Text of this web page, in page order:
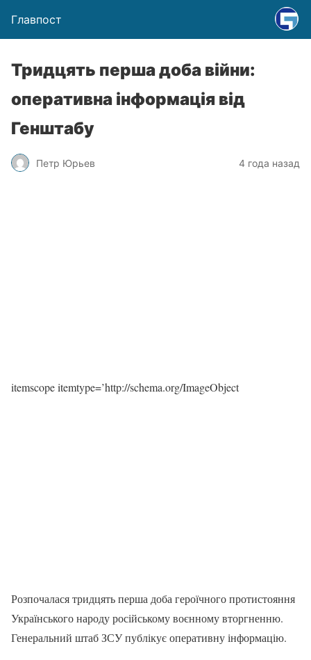
Главпост
Тридцять перша доба війни:
оперативна інформація від
Генштабу
Петр Юрьев 4 года назад
itemscope itemtype=’http://schema.org/ImageObject
Розпочалася тридцять перша доба героїчного протистояння
Українського народу російському воєнному вторгненню.
Генеральний штаб ЗСУ публікує оперативну інформацію.